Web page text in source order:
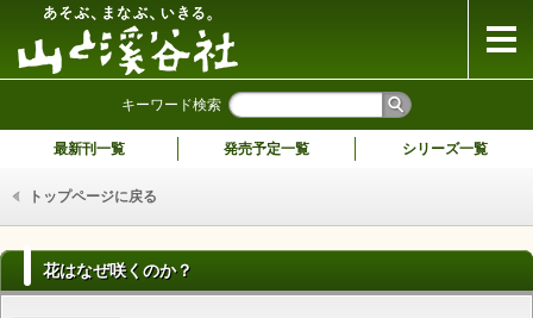
キーワード検索
最新刊一覧 発売予定一覧 シリーズ一覧
トップページに戻る
花はなぜ咲くのか？